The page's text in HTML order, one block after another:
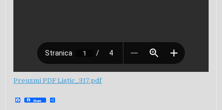
Preuzmi PDF Listic_317.pdf
F
a Share